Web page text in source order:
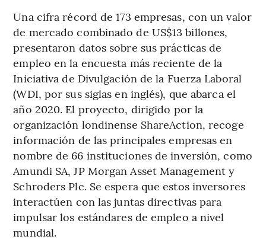
Una cifra récord de 173 empresas, con un valor
de mercado combinado de US$13 billones,
presentaron datos sobre sus prácticas de
empleo en la encuesta más reciente de la
Iniciativa de Divulgación de la Fuerza Laboral
(WDI, por sus siglas en inglés), que abarca el
año 2020. El proyecto, dirigido por la
organización londinense ShareAction, recoge
información de las principales empresas en
nombre de 66 instituciones de inversión, como
Amundi SA, JP Morgan Asset Management y
Schroders Plc. Se espera que estos inversores
interactúen con las juntas directivas para
impulsar los estándares de empleo a nivel
mundial.